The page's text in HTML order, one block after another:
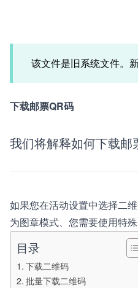
该文件是旧系统文件。
下载邮票QR码
我们将解释如何下载邮
如果您在活动设置中选择二
为图章模式、您需要使用特
目录
下载二维码
批量下载二维码